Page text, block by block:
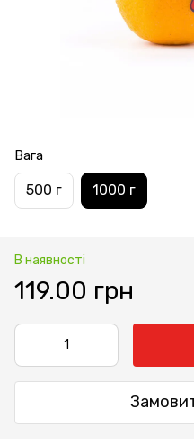
Вага
500 г 1000 г
В наявності
119.00 грн